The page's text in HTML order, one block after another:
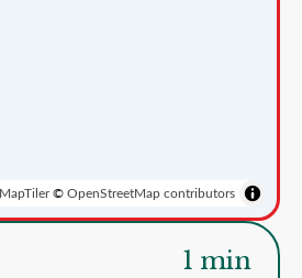
MapTiler© OpenStreetMap contributors
1 min